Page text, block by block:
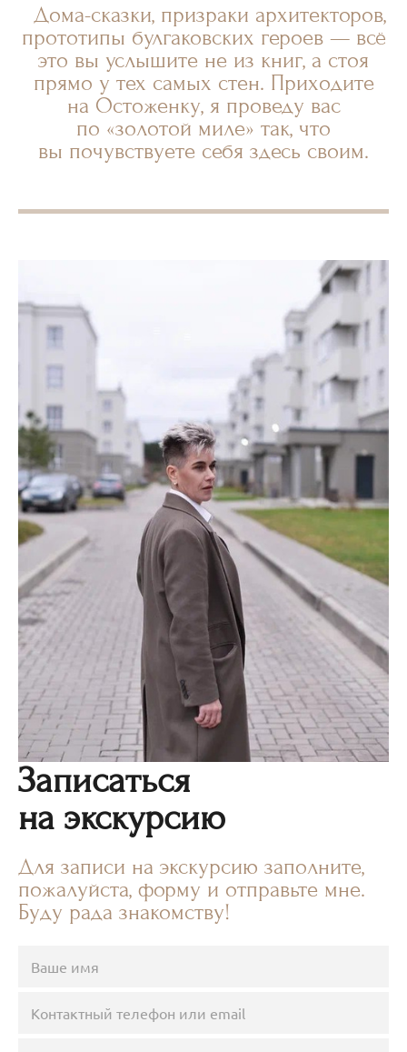
Дома-сказки, призраки архитекторов,
прототипы булгаковских героев — всё
это вы услышите не из книг, а стоя
прямо у тех самых стен. Приходите
на Остоженку, я проведу вас
по «золотой миле» так, что
вы почувствуете себя здесь своим.
Записаться
на экскурсию
Для записи на экскурсию заполните,
пожалуйста, форму и отправьте мне.
Буду рада знакомству!